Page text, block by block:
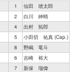
1
仙田 琥太郎
2
白川 紳晴
4
出村 拓郎
5
小田切 祐真 (Cap.)
8
野嶋 竜斗
6
吉崎 裕大
7
新保 瑠偉